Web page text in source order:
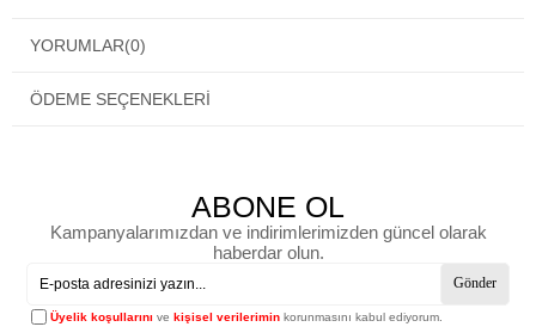
YORUMLAR(0)
ÖDEME SEÇENEKLERI
ABONE OL
Kampanyalarımızdan ve indirimlerimizden güncel olarak
haberdar olun.
Gönder
Üyelik koşullarını vekişisel verilerimin korunmasını kabul ediyorum.